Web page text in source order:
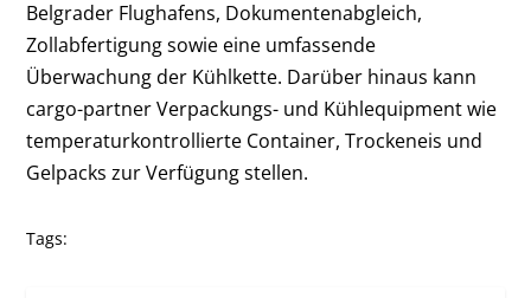
Belgrader Flughafens, Dokumentenabgleich,
Zollabfertigung sowie eine umfassende
Überwachung der Kühlkette. Darüber hinaus kann
cargo-partner Verpackungs- und Kühlequipment wie
temperaturkontrollierte Container, Trockeneis und
Gelpacks zur Verfügung stellen.
Tags: